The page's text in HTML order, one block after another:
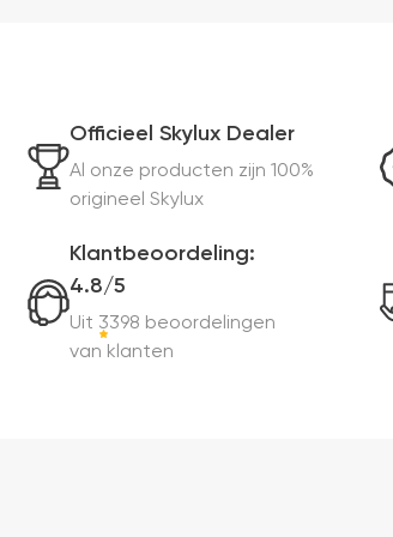
Officieel Skylux Dealer
Al onze producten zijn 100%
origineel Skylux
Klantbeoordeling:
4.8/5
Uit 3398 beoordelingen
van klanten